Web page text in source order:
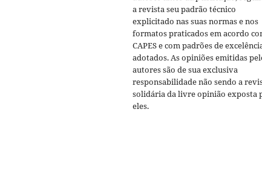
a revista seu padrão técnico
explicitado nas suas normas e nos
formatos praticados em acordo
CAPES e com padrões de
adotados. As opiniões emitidas
autores são de sua exclusiva
responsabilidade não sendo a
solidária da livre opinião exposta
eles.